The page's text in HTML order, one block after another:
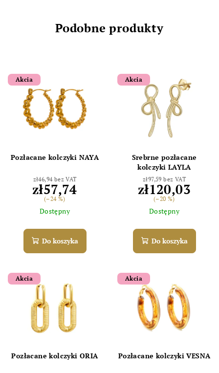
Podobne produkty
Akcia
Pozłacane kolczyki NAYA
zł46,94 bez VAT
zł57,74
(–24 %)
Dostępny
Do koszyka
Akcia
Srebrne pozłacane
kolczyki LAYLA
zł97,59 bez VAT
zł120,03
(–20 %)
Dostępny
Do koszyka
Akcia
Pozłacane kolczyki ORIA
Akcia
Pozłacane kolczyki VESNA